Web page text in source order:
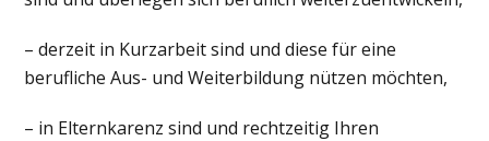
– derzeit in Kurzarbeit sind und diese für eine
berufliche Aus- und Weiterbildung nützen möchten,
– in Elternkarenz sind und rechtzeitig Ihren